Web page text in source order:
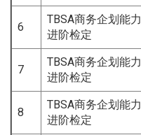
6
TBSA商务企划能力
进阶检定
7
TBSA商务企划能力
进阶检定
8
TBSA商务企划能力
进阶检定